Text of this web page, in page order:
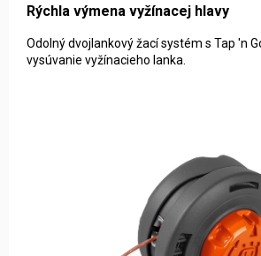
Rýchla výmena vyžínacej hlavy
Odolný dvojlankový žací systém s Tap 'n
vysúvanie vyžínacieho lanka.